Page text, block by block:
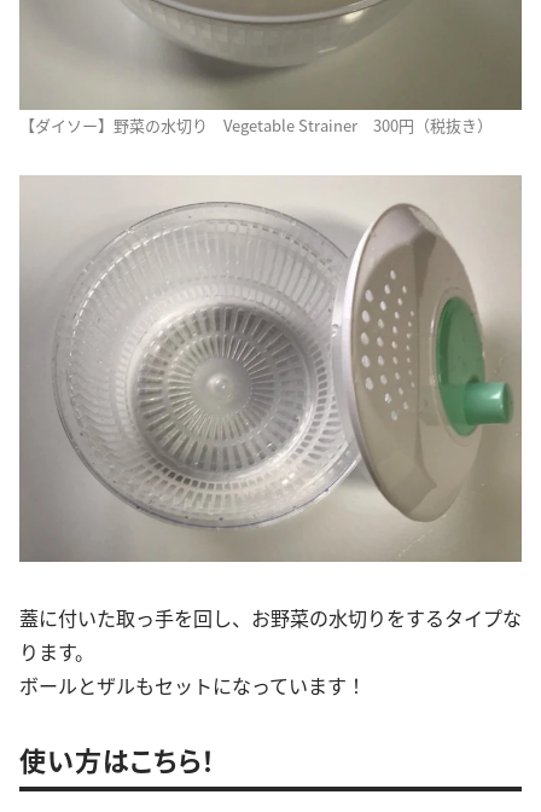
【ダイソー】野菜の水切り Vegetable Strainer 300円（税抜き）
蓋に付いた取っ手を回し、お野菜の水切りをするタイプな
ります。
ボールとザルもセットになっています！
使い方はこちら！